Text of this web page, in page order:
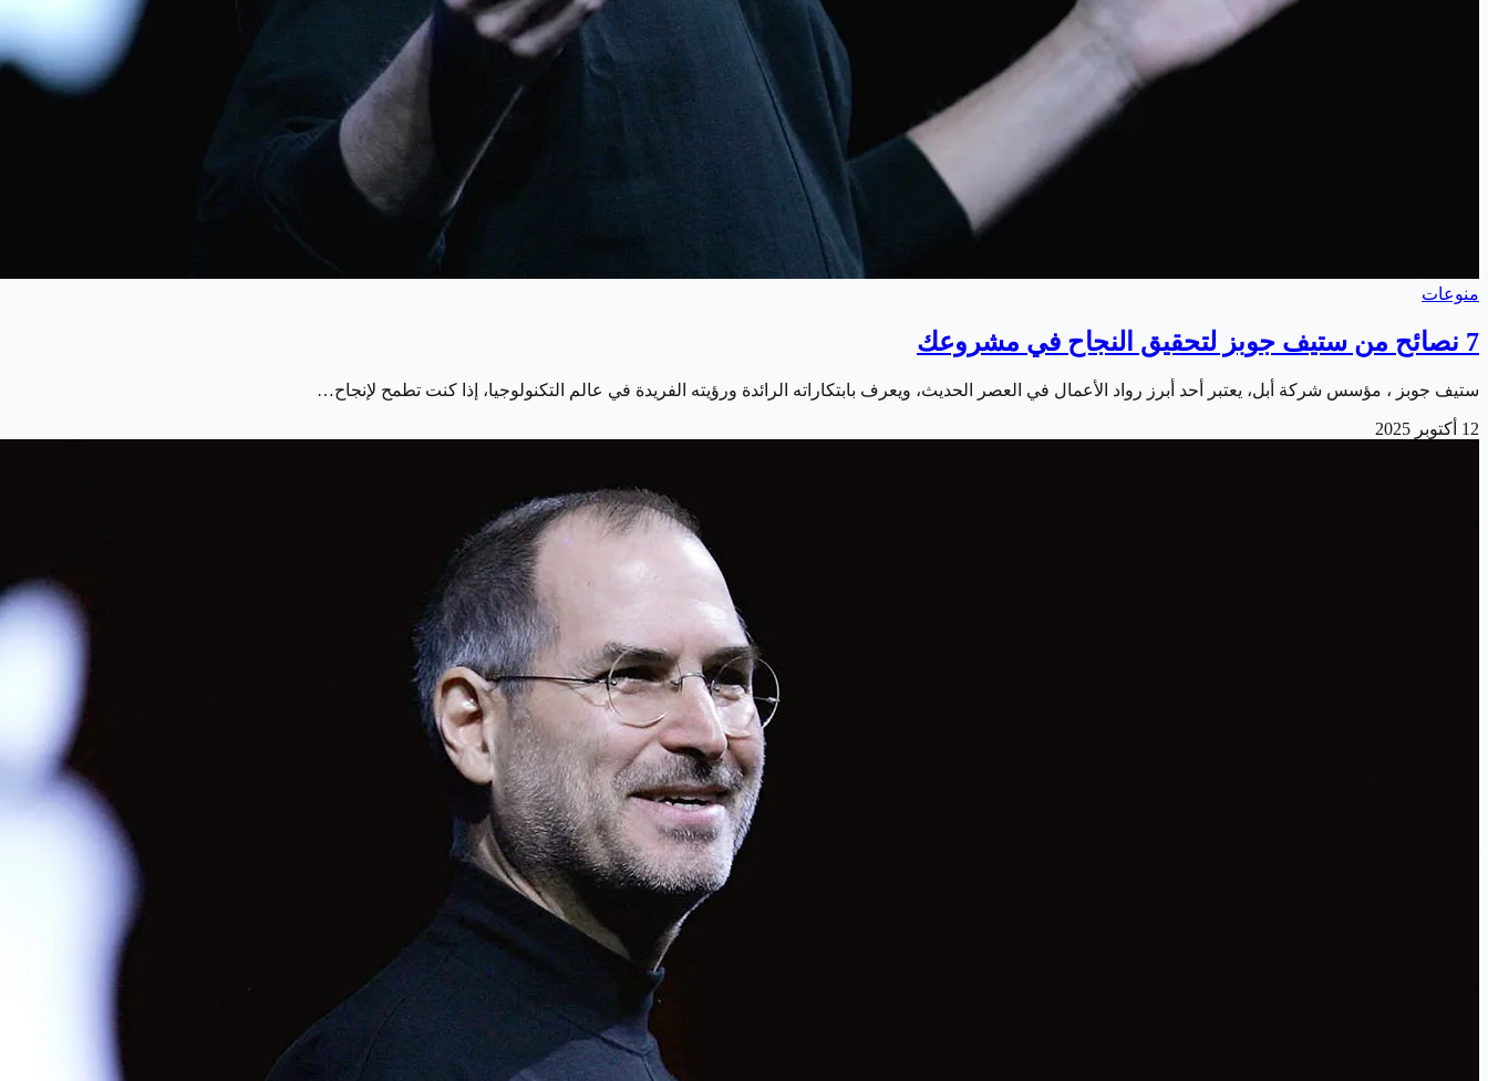
منوعات
7 نصائح من ستيف جوبز لتحقيق النجاح في مشروعك
ستيف جوبز ، مؤسس شركة أبل، يعتبر أحد أبرز رواد الأعمال في العصر الحديث، ويعرف بابتكاراته الرائدة ورؤيته الفريدة في عالم التكنولوجيا، إذا كنت تطمح لإنجاح…
12 أكتوبر 2025